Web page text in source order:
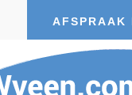
AFSPRAAK